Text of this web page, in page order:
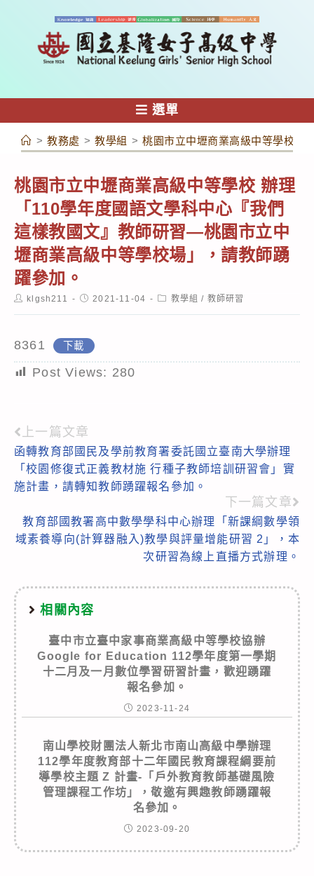
容
選單
> 教務處 > 教學組 > 桃園市立中壢商業高級中等學校
桃園市立中壢商業高級中等學校 辦理
「110學年度國語文學科中心『我們
這樣教國文』教師研習—桃園市立中
壢商業高級中等學校場」，請教師踴
躍參加。
Postklgsh211
Post2021-11-04
Post教學組 / 教師研習
8361 下載
Post Views: 280
Read
more
articles
上一篇文章
函轉教育部國民及學前教育署委託國立臺南大學辦理
「校園修復式正義教材施 行種子教師培訓研習會」實
施計畫，請轉知教師踴躍報名參加。
下一篇文章
教育部國教署高中數學學科中心辦理「新課綱數學領
域素養導向(計算器融入)教學與評量增能研習 2」，本
次研習為線上直播方式辦理。
相關內容
臺中市立臺中家事商業高級中等學校協辦
Google for Education 112學年度第一學期
十二月及一月數位學習研習計畫，歡迎踴躍
報名參加。
2023-11-24
南山學校財團法人新北市南山高級中學辦理
112學年度教育部十二年國民教育課程綱要前
導學校主題 Z 計畫-「戶外教育教師基礎風險
管理課程工作坊」，敬邀有興趣教師踴躍報
名參加。
2023-09-20